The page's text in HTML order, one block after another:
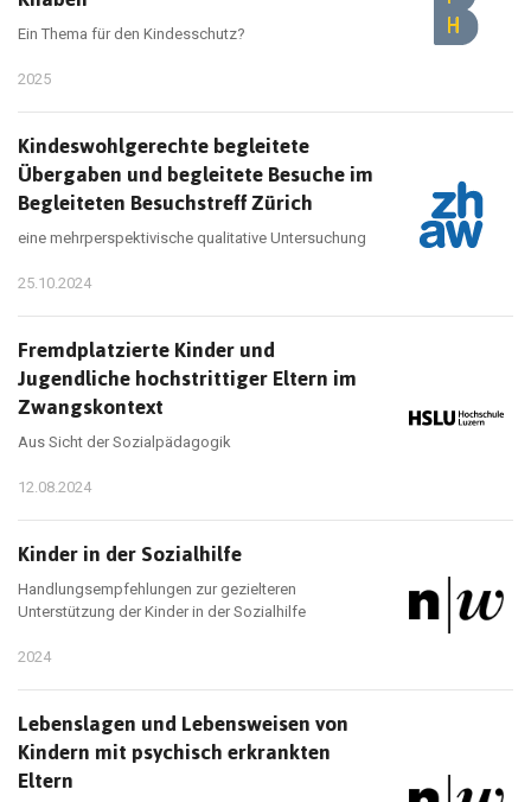
Ein Thema für den Kindesschutz?
2025
Kindeswohlgerechte begleitete
Übergaben und begleitete Besuche im
Begleiteten Besuchstreff Zürich
eine mehrperspektivische qualitative Untersuchung
25.10.2024
Fremdplatzierte Kinder und
Jugendliche hochstrittiger Eltern im
Zwangskontext
Aus Sicht der Sozialpädagogik
12.08.2024
Kinder in der Sozialhilfe
Handlungsempfehlungen zur gezielteren
Unterstützung der Kinder in der Sozialhilfe
2024
Lebenslagen und Lebensweisen von
Kindern mit psychisch erkrankten
Eltern